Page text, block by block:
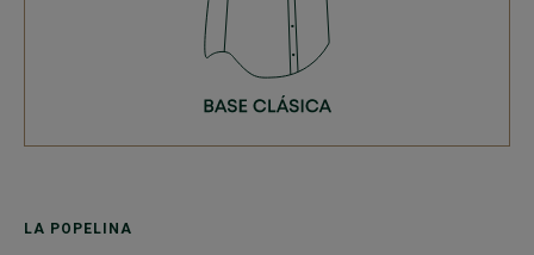
LA POPELINA